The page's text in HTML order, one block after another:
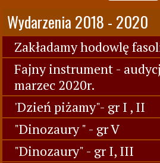
Wydarzenia 2018 - 2020
Zakładamy hodowlę
Fajny instrument -
marzec 2020r.
'Dzień piżamy"- gr I , II
"Dinozaury " - gr V
"Dinozaury" - gr I, III